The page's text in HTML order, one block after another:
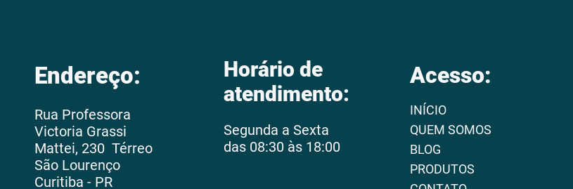
Endereço:
Rua Professora
Victoria Grassi
Mattei, 230 Térreo
São Lourenço
Curitiba - PR
Horário de
atendimento:
Segunda a Sexta
das 08:30 às 18:00
Acesso:
INÍCIO
QUEM SOMOS
BLOG
PRODUTOS